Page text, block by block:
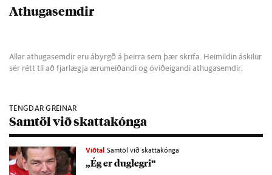
Athugasemdir
Allar athugasemdir eru ábyrgð á þeirra sem þær skrifa. Heimildin áskilur
sér rétt til að fjarlægja ærumeiðandi og óviðeigandi athugasemdir.
TENGDAR GREINAR
Samtöl við skattakónga
Viðtal Samtöl við skattakónga
„Ég er dug­legri“